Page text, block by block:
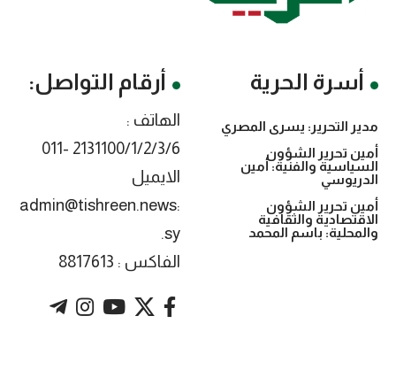
أسرة الحرية
مدير التحرير: يسرى المصري
أمين تحرير الشؤون
السياسية والفنية: أمين
الدريوسي
أمين تحرير الشؤون
الاقتصادية والثقافية
والمحلية: باسم المحمد
أرقام التواصل:
الهاتف :
2131100/1/2/3/6 -011
الايميل
:admin@tishreen.news
.sy
الفاكس : 8817613